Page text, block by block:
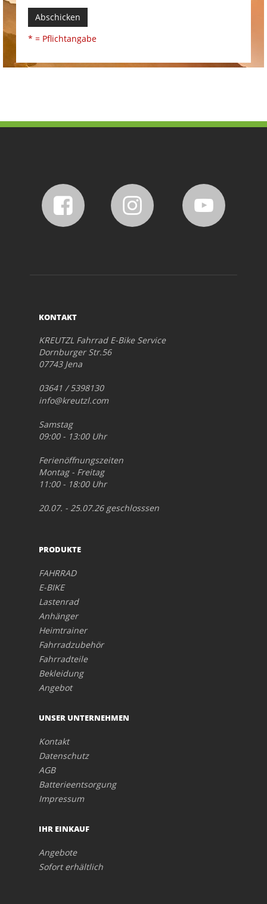
Abschicken
* = Pflichtangabe
KONTAKT
KREUTZL Fahrrad E-Bike Service
Dornburger Str.56
07743 Jena
03641 / 5398130
info@kreutzl.com
Samstag
09:00 - 13:00 Uhr
Ferienöffnungszeiten
Montag - Freitag
11:00 - 18:00 Uhr
20.07. - 25.07.26 geschlosssen
PRODUKTE
FAHRRAD
E-BIKE
Lastenrad
Anhänger
Heimtrainer
Fahrradzubehör
Fahrradteile
Bekleidung
Angebot
UNSER UNTERNEHMEN
Kontakt
Datenschutz
AGB
Batterieentsorgung
Impressum
IHR EINKAUF
Angebote
Sofort erhältlich